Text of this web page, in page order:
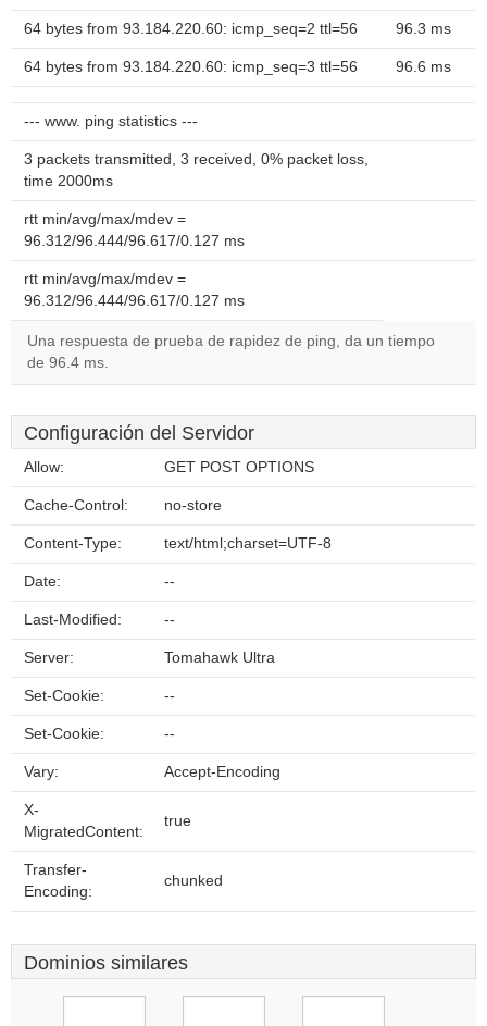
64 bytes from 93.184.220.60: icmp_seq=2 ttl=56 96.3 ms
64 bytes from 93.184.220.60: icmp_seq=3 ttl=56 96.6 ms
--- www. ping statistics ---
3 packets transmitted, 3 received, 0% packet loss,
time 2000ms
rtt min/avg/max/mdev =
96.312/96.444/96.617/0.127 ms
rtt min/avg/max/mdev =
96.312/96.444/96.617/0.127 ms
Una respuesta de prueba de rapidez de ping, da un tiempo
de 96.4 ms.
Configuración del Servidor
Allow: GET POST OPTIONS
Cache-Control: no-store
Content-Type: text/html;charset=UTF-8
Date: --
Last-Modified: --
Server: Tomahawk Ultra
Set-Cookie: --
Set-Cookie: --
Vary: Accept-Encoding
X-
MigratedContent:
true
Transfer-
Encoding:
chunked
Dominios similares